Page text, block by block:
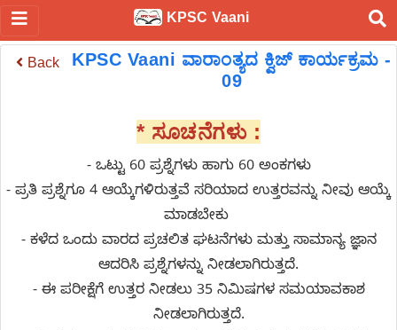
KPSC Vaani
Back
KPSC Vaani ವಾರಾಂತ್ಯದ ಕ್ವಿಜ್ ಕಾರ್ಯಕ್ರಮ -
09
* ಸೂಚನೆಗಳು :
- ಒಟ್ಟು 60 ಪ್ರಶ್ನೆಗಳು ಹಾಗು 60 ಅಂಕಗಳು
- ಪ್ರತಿ ಪ್ರಶ್ನೆಗೂ 4 ಆಯ್ಕೆಗಳಿರುತ್ತವೆ ಸರಿಯಾದ ಉತ್ತರವನ್ನು ನೀವು ಆಯ್ಕೆ
ಮಾಡಬೇಕು
- ಕಳೆದ ಒಂದು ವಾರದ ಪ್ರಚಲಿತ ಘಟನೆಗಳು ಮತ್ತು ಸಾಮಾನ್ಯ ಜ್ಞಾನ
ಆದರಿಸಿ ಪ್ರಶ್ನೆಗಳನ್ನು ನೀಡಲಾಗಿರುತ್ತದೆ.
- ಈ ಪರೀಕ್ಷೆಗೆ ಉತ್ತರ ನೀಡಲು 35 ನಿಮಿಷಗಳ ಸಮಯಾವಕಾಶ
ನೀಡಲಾಗಿರುತ್ತದೆ.